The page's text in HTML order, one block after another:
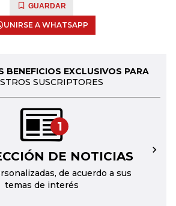
GUARDAR
UNIRSE A WHATSAPP
BENEFICIOS EXCLUSIVOS PARA
SUSCRIPTORES
1
DE NOTICIAS
de acuerdo a sus
temas de interés
→